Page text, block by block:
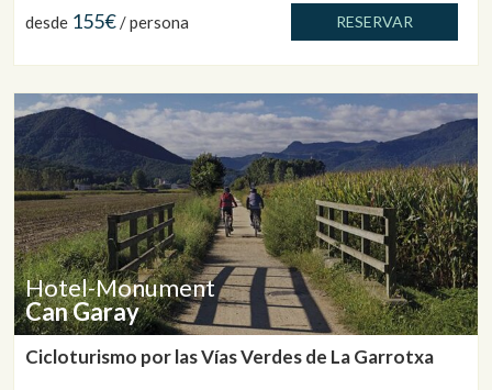
desde 155€/ persona RESERVAR
Hotel-Monument
Can Garay
Cicloturismo por las Vías Verdes de La Garrotxa